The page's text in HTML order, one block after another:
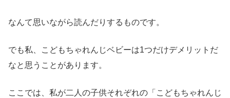
なんて思いながら読んだりするものです。
でも私、こどもちゃれんじベビーは1つだけデメリットだ
なと思うことがあります。
ここでは、私が二人の子供それぞれの「こどもちゃれんじ